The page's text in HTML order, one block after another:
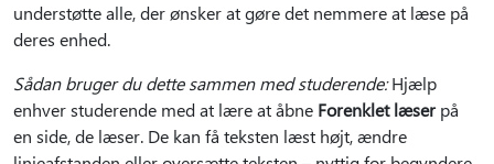
understøtte alle, der ønsker at gøre det nemmere at læse på
deres enhed.
Sådan bruger du dette sammen med studerende:Hjælp
enhver studerende med at lære at åbne Forenklet læserpå
en side, de læser. De kan få teksten læst højt, ændre